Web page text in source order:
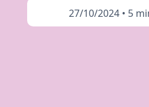
27/10/2024 • 5